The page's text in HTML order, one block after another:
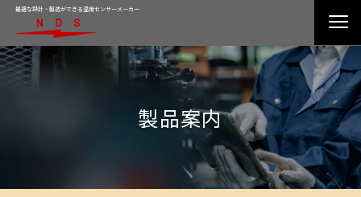
最適な設計・製造ができる温度センサーメーカー
製品案内